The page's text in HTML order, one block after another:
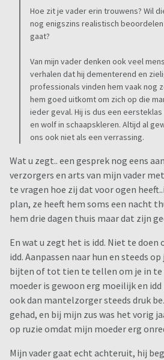
Hoe zit je vader erin trouwens? Wil
nog enigszins realistisch
gaat?
Van mijn vader denken ook veel
verhalen dat hij dementerend en
professionals vinden hem vaak nog
hem goed uitkomt om zich op die
ieder geval. Hij is dus een
en wolf in schaapskleren. Altijd al
ons ook niet als een verrassing.
Wat u zegt.. een gesprek nog eens
verzorgers en arts van mijn vader
te vragen hoe zij dat voor ogen
plan, ze heeft hem soms een nacht
hem drie dagen thuis maar dat zijn
En wat u zegt het is idd. Niet te doen
idd. Aanpassen naar hun en steeds
bijten of tot tien te tellen om je in te
moeder is gewoon erg moeilijk en
ook dan mantelzorger steeds druk
gehad, en bij mijn zus was het vorig
op ruzie omdat mijn moeder erg
Mijn vader gaat echt achteruit, hij